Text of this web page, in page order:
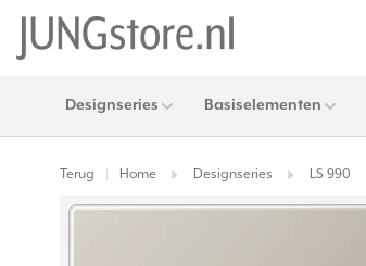
Designseries Basiselementen
Terug Home Designseries LS 990